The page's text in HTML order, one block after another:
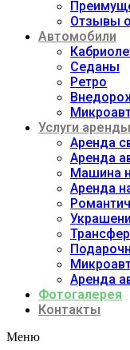
Отзывы
Автомобили
Седаны
Ретро
Услуги
Аренда
Аренда
Машина
Аренда
Трансфер
Аренда
Фотогалерея
Контакты
Меню